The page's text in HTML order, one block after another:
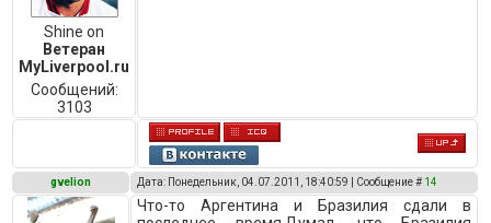
Shine on
Ветеран
MyLiverpool.ru
Сообщений:
3103
gvelion Дата: Понедельник, 04.07.2011, 18:40:59 | Сообщение # 14
Что-то Аргентина и Бразилия сдали в